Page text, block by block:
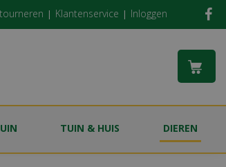
Klantenservice Inloggen
TUIN & HUIS DIEREN